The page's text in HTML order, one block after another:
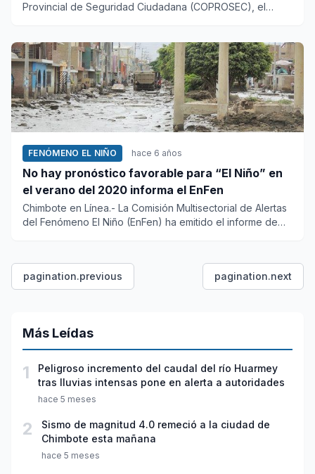
Provincial de Seguridad Ciudadana (COPROSEC), el
FENÓMENO EL NIÑO hace 6 años
No hay pronóstico favorable para “El Niño” en
el verano del 2020 informa el EnFen
Chimbote en Línea.- La Comisión Multisectorial de Alertas
del Fenómeno El Niño (EnFen) ha emitido el informe de
pagination.previous pagination.next
Más Leídas
1
Peligroso incremento del caudal del río Huarmey
tras lluvias intensas pone en alerta a autoridades
hace 5 meses
2
Sismo de magnitud 4.0 remeció a la ciudad de
Chimbote esta mañana
hace 5 meses